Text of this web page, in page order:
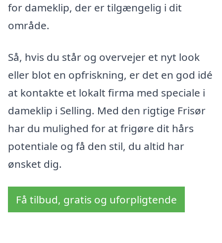
for dameklip, der er tilgængelig i dit
område.
Så, hvis du står og overvejer et nyt look
eller blot en opfriskning, er det en god idé
at kontakte et lokalt firma med speciale i
dameklip i Selling. Med den rigtige Frisør
har du mulighed for at frigøre dit hårs
potentiale og få den stil, du altid har
ønsket dig.
Få tilbud, gratis og uforpligtende